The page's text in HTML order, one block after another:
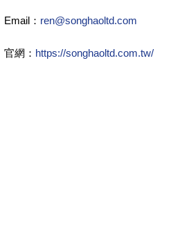
Email： ren@songhaoltd.com
官網： https://songhaoltd.com.tw/